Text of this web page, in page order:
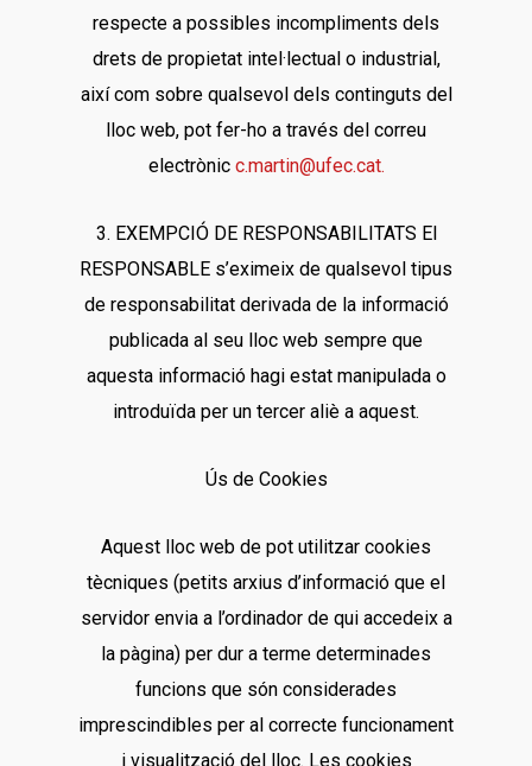
respecte a possibles incompliments dels
drets de propietat intel·lectual o industrial,
així com sobre qualsevol dels continguts del
lloc web, pot fer-ho a través del correu
electrònic c.martin@ufec.cat.
3. EXEMPCIÓ DE RESPONSABILITATS El
RESPONSABLE s’eximeix de qualsevol tipus
de responsabilitat derivada de la informació
publicada al seu lloc web sempre que
aquesta informació hagi estat manipulada o
introduïda per un tercer aliè a aquest.
Ús de Cookies
Aquest lloc web de pot utilitzar cookies
tècniques (petits arxius d’informació que el
servidor envia a l’ordinador de qui accedeix a
la pàgina) per dur a terme determinades
funcions que són considerades
imprescindibles per al correcte funcionament
i visualització del lloc. Les cookies